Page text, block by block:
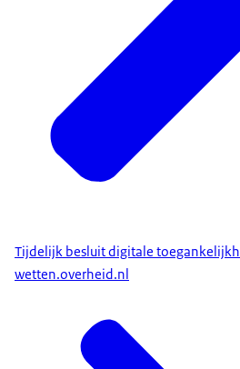
Tijdelijk besluit digitale
wetten.overheid.nl